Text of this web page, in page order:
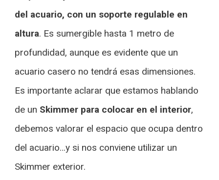
del acuario, con un soporte regulable en
altura. Es sumergible hasta 1 metro de
profundidad, aunque es evidente que un
acuario casero no tendrá esas dimensiones.
Es importante aclarar que estamos hablando
de un Skimmer para colocar en el interior,
debemos valorar el espacio que ocupa dentro
del acuario…y si nos conviene utilizar un
Skimmer exterior.